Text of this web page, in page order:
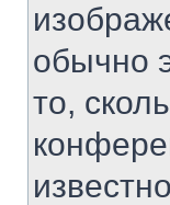
обычно
то,